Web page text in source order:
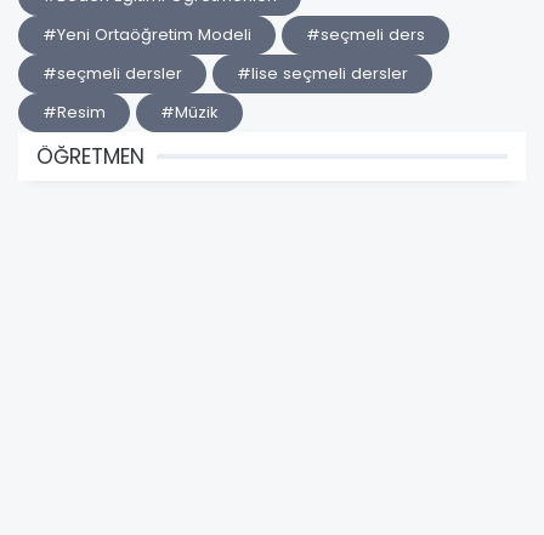
#Yeni Ortaöğretim Modeli
#seçmeli ders
#seçmeli dersler
#lise seçmeli dersler
#Resim
#Müzik
ÖĞRETMEN